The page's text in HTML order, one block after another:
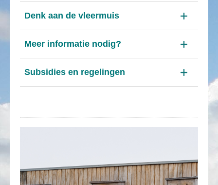
Denk aan de vleermuis
Meer informatie nodig?
Subsidies en regelingen